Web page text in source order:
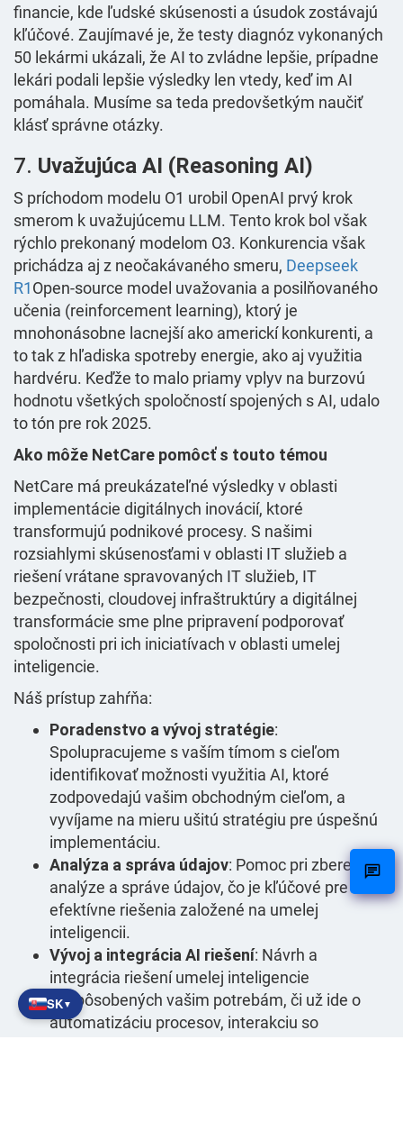
financie, kde ľudské skúsenosti a úsudok zostávajú
kľúčové. Zaujímavé je, že testy diagnóz vykonaných
50 lekármi ukázali, že AI to zvládne lepšie, prípadne
lekári podali lepšie výsledky len vtedy, keď im AI
pomáhala. Musíme sa teda predovšetkým naučiť
klásť správne otázky.
7. Uvažujúca AI (Reasoning AI)
S príchodom modelu O1 urobil OpenAI prvý krok
smerom k uvažujúcemu LLM. Tento krok bol však
rýchlo prekonaný modelom O3. Konkurencia však
prichádza aj z neočakávaného smeru, Deepseek
R1Open-source model uvažovania a posilňovaného
učenia (reinforcement learning), ktorý je
mnohonásobne lacnejší ako americkí konkurenti, a
to tak z hľadiska spotreby energie, ako aj využitia
hardvéru. Keďže to malo priamy vplyv na burzovú
hodnotu všetkých spoločností spojených s AI, udalo
to tón pre rok 2025.
Ako môže NetCare pomôcť s touto témou
NetCare má preukázateľné výsledky v oblasti
implementácie digitálnych inovácií, ktoré
transformujú podnikové procesy. S našimi
rozsiahlymi skúsenosťami v oblasti IT služieb a
riešení vrátane spravovaných IT služieb, IT
bezpečnosti, cloudovej infraštruktúry a digitálnej
transformácie sme plne pripravení podporovať
spoločnosti pri ich iniciatívach v oblasti umelej
inteligencie.
Náš prístup zahŕňa:
Poradenstvo a vývoj stratégie:
Spolupracujeme s vaším tímom s cieľom
identifikovať možnosti využitia AI, ktoré
zodpovedajú vašim obchodným cieľom, a
vyvíjame na mieru ušitú stratégiu pre úspešnú
implementáciu.
Analýza a správa údajov: Pomoc pri zbere,
analýze a správe údajov, čo je kľúčové pre
efektívne riešenia založené na umelej
inteligencii.
Vývoj a integrácia AI riešení: Návrh a
integrácia riešení umelej inteligencie
prispôsobených vašim potrebám, či už ide o
automatizáciu procesov, interakciu so
SK▼